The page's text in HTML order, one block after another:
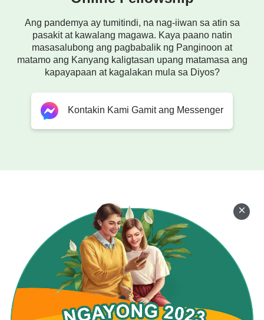
Ang pandemya ay tumitindi, na nag-iiwan sa atin sa
pasakit at kawalang magawa. Kaya paano natin
masasalubong ang pagbabalik ng Panginoon at
matamo ang Kanyang kaligtasan upang matamasa ang
kapayapaan at kagalakan mula sa Diyos?
Kontakin Kami Gamit ang Messenger